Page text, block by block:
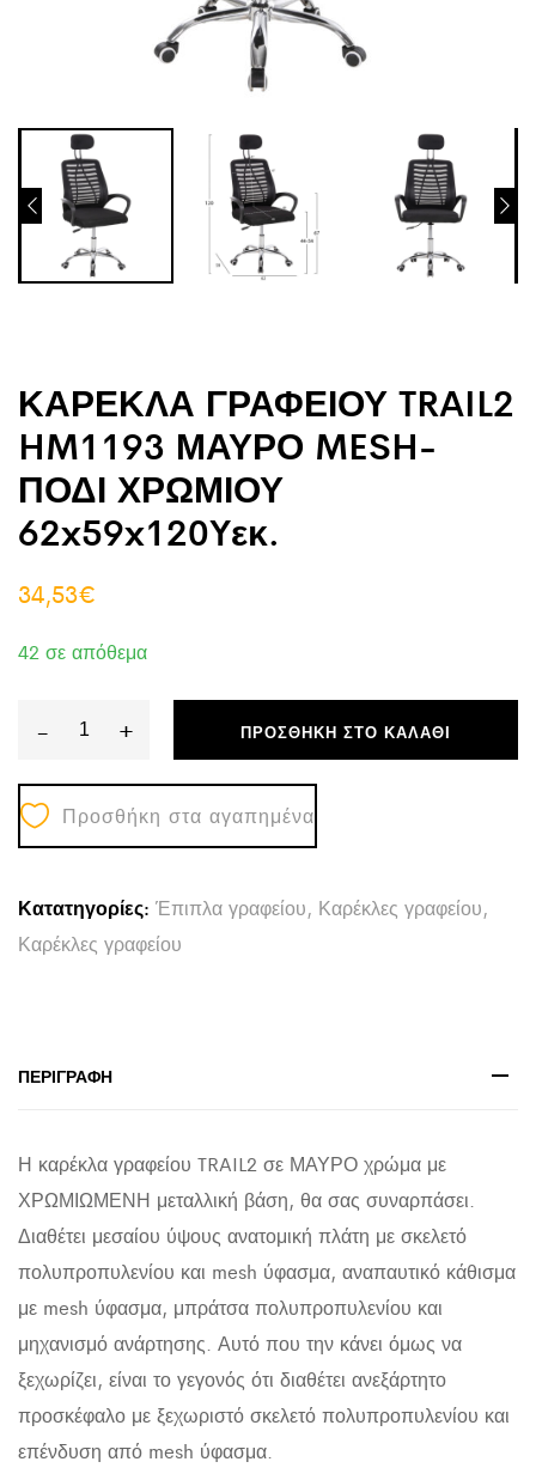
ΚΑΡΕΚΛΑ ΓΡΑΦΕΙΟΥ TRAIL2
HM1193 ΜΑΥΡΟ MESH-
ΠΟΔΙ ΧΡΩΜΙΟΥ
62x59x120Yεκ.
34,53€
42 σε απόθεμα
-
ΚΑΡΕΚΛΑ
ΓΡΑΦΕΙΟΥ
TRAIL2
HM1193
MESH-
ΠΟΔΙ
quantity
+ ΠΡΟΣΘΉΚΗ ΣΤΟ ΚΑΛΆΘΙ
Προσθήκη στα αγαπημένα
Κατατηγορίες: Έπιπλα γραφείου, Καρέκλες γραφείου,
Καρέκλες γραφείου
ΠΕΡΙΓΡΑΦΉ
Η καρέκλα γραφείου TRAIL2 σε ΜΑΥΡΟ χρώμα με
ΧΡΩΜΙΩΜΕΝΗ μεταλλική βάση, θα σας συναρπάσει.
Διαθέτει μεσαίου ύψους ανατομική πλάτη με σκελετό
πολυπροπυλενίου και mesh ύφασμα, αναπαυτικό κάθισμα
με mesh ύφασμα, μπράτσα πολυπροπυλενίου και
μηχανισμό ανάρτησης. Αυτό που την κάνει όμως να
ξεχωρίζει, είναι το γεγονός ότι διαθέτει ανεξάρτητο
προσκέφαλο με ξεχωριστό σκελετό πολυπροπυλενίου και
επένδυση από mesh ύφασμα.